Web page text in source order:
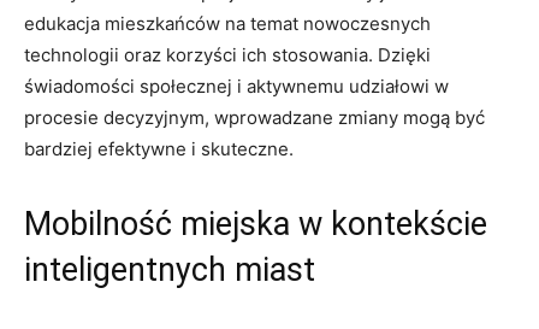
edukacja mieszkańców na temat nowoczesnych
technologii oraz korzyści ich stosowania. Dzięki
świadomości społecznej i aktywnemu udziałowi w
procesie decyzyjnym, wprowadzane zmiany mogą być
bardziej efektywne i skuteczne.
Mobilność miejska w kontekście
inteligentnych miast